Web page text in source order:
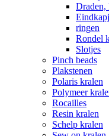
Draden,
ringen
Rondel
Slotjes
Pinch beads
Plakstenen
Polaris kralen
Polymeer
Rocailles
Resin kralen
Schelp kralen